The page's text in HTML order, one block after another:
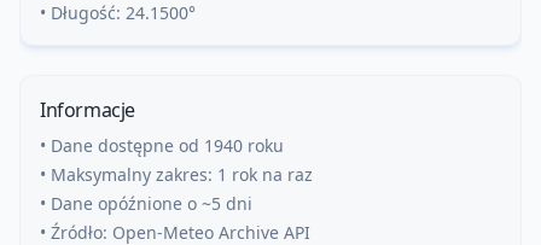
• Długość: 24.1500°
Informacje
• Dane dostępne od 1940 roku
• Maksymalny zakres: 1 rok na raz
• Dane opóźnione o ~5 dni
• Źródło: Open-Meteo Archive API